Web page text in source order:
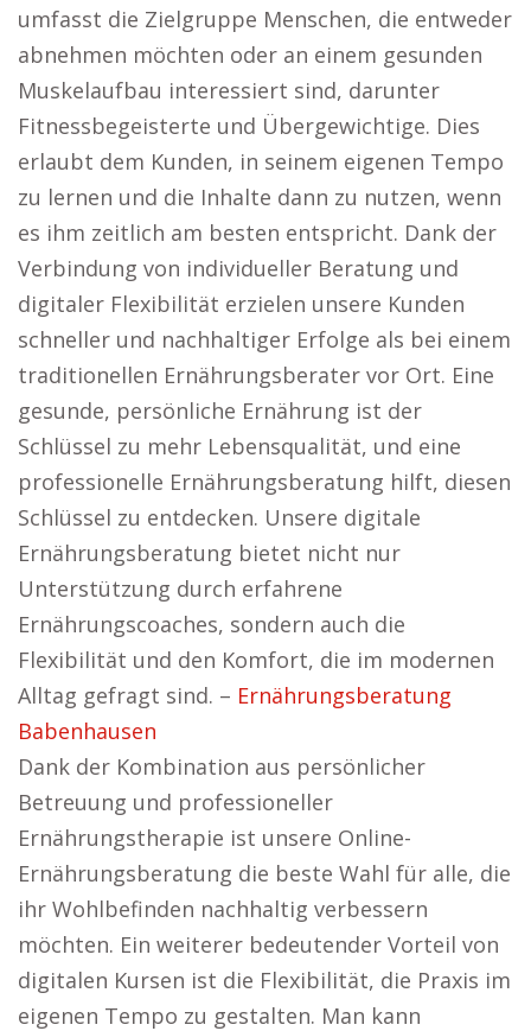
umfasst die Zielgruppe Menschen, die entweder
abnehmen möchten oder an einem gesunden
Muskelaufbau interessiert sind, darunter
Fitnessbegeisterte und Übergewichtige. Dies
erlaubt dem Kunden, in seinem eigenen Tempo
zu lernen und die Inhalte dann zu nutzen, wenn
es ihm zeitlich am besten entspricht. Dank der
Verbindung von individueller Beratung und
digitaler Flexibilität erzielen unsere Kunden
schneller und nachhaltiger Erfolge als bei einem
traditionellen Ernährungsberater vor Ort. Eine
gesunde, persönliche Ernährung ist der
Schlüssel zu mehr Lebensqualität, und eine
professionelle Ernährungsberatung hilft, diesen
Schlüssel zu entdecken. Unsere digitale
Ernährungsberatung bietet nicht nur
Unterstützung durch erfahrene
Ernährungscoaches, sondern auch die
Flexibilität und den Komfort, die im modernen
Alltag gefragt sind. – Ernährungsberatung
Babenhausen
Dank der Kombination aus persönlicher
Betreuung und professioneller
Ernährungstherapie ist unsere Online-
Ernährungsberatung die beste Wahl für alle, die
ihr Wohlbefinden nachhaltig verbessern
möchten. Ein weiterer bedeutender Vorteil von
digitalen Kursen ist die Flexibilität, die Praxis im
eigenen Tempo zu gestalten. Man kann